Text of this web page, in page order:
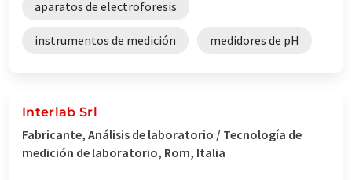
aparatos de electroforesis
instrumentos de medición medidores de pH
Interlab Srl
Fabricante, Análisis de laboratorio / Tecnología de
medición de laboratorio, Rom, Italia